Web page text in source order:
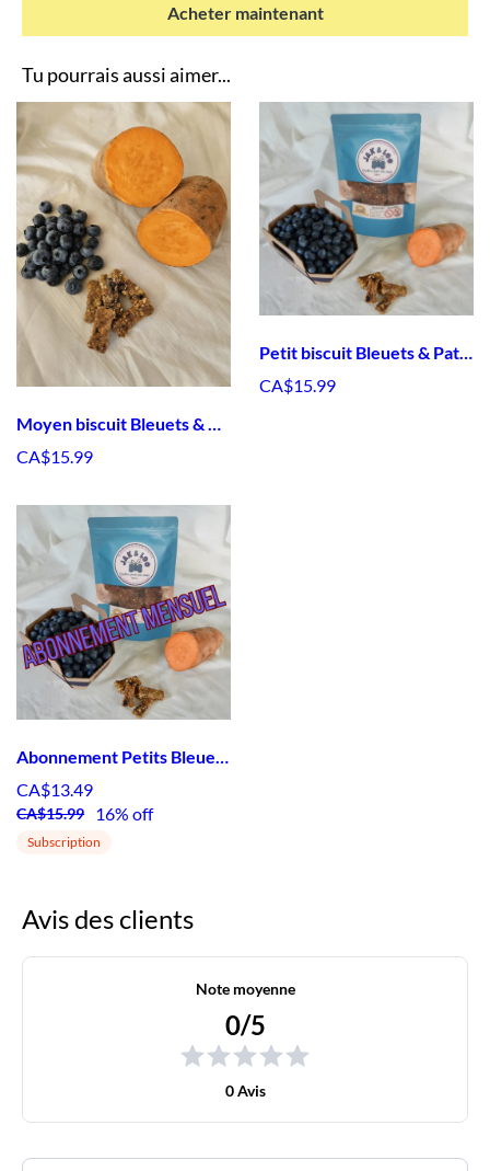
Acheter maintenant
Tu pourrais aussi aimer...
Moyen biscuit Bleuets & Patates Douces
CA$15.99
Petit biscuit Bleuets & Patates Douces
CA$15.99
Abonnement Petits Bleuets et patates douces
CA$13.49
CA$15.99 16% off
Subscription
Avis des clients
Note moyenne
0/5
0 Avis